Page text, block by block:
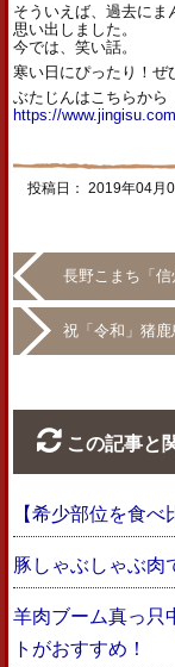
そういえば、過去にま
思い出しました。
今では、笑い話。
寒い日にぴったり！ぜ
ぶたじんはこちらから
https://
投稿日： 2019年04月
長野こまち「
祝「令和」猪鹿
この記事と
【希少部位を食
豚しゃぶしゃぶ肉
羊肉ブーム真っ只
トがおすすめ！